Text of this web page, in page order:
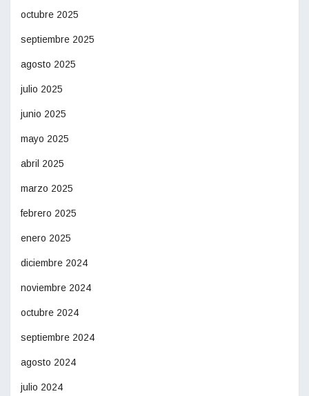
octubre 2025
septiembre 2025
agosto 2025
julio 2025
junio 2025
mayo 2025
abril 2025
marzo 2025
febrero 2025
enero 2025
diciembre 2024
noviembre 2024
octubre 2024
septiembre 2024
agosto 2024
julio 2024